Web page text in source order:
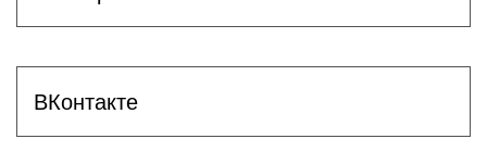
ВКонтакте